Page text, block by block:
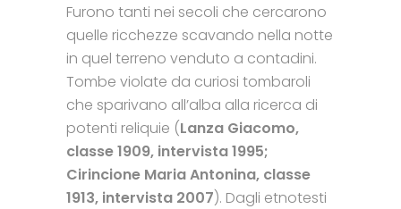
Furono tanti nei secoli che cercarono
quelle ricchezze scavando nella notte
in quel terreno venduto a contadini.
Tombe violate da curiosi tombaroli
che sparivano all’alba alla ricerca di
potenti reliquie (Lanza Giacomo,
classe 1909, intervista 1995;
Cirincione Maria Antonina, classe
1913, intervista 2007). Dagli etnotesti